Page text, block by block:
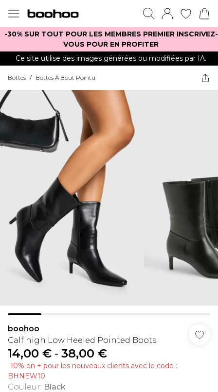
-30% SUR TOUT POUR LES MEMBRES PREMIER INSCRIVEZ-
VOUS POUR EN PROFITER
Ce site utilise des images générées ou modifiées par IA.
Bottes / Bottes À Bout Pointu
boohoo
Calf high Low Heeled Pointed Boots
14,00 € - 38,00 €
-10% en + pour les nouveaux clients avec le code :
BHNEW10
Couleur: Black